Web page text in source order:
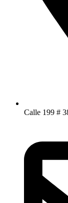
Calle 199 #